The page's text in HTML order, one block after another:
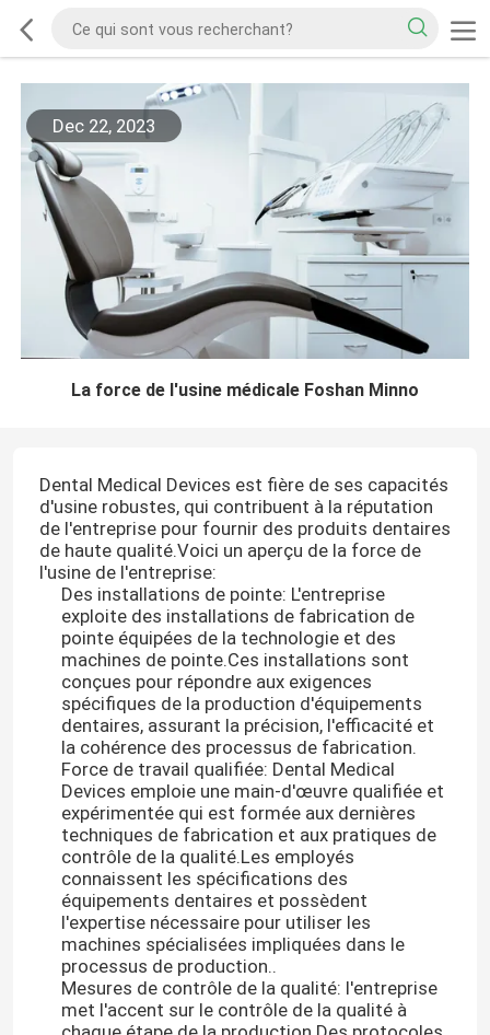
Dec 22, 2023
La force de l'usine médicale Foshan Minno
Dental Medical Devices est fière de ses capacités
d'usine robustes, qui contribuent à la réputation
de l'entreprise pour fournir des produits dentaires
de haute qualité.Voici un aperçu de la force de
l'usine de l'entreprise:
Des installations de pointe: L'entreprise
exploite des installations de fabrication de
pointe équipées de la technologie et des
machines de pointe.Ces installations sont
conçues pour répondre aux exigences
spécifiques de la production d'équipements
dentaires, assurant la précision, l'efficacité et
la cohérence des processus de fabrication.
Force de travail qualifiée: Dental Medical
Devices emploie une main-d'œuvre qualifiée et
expérimentée qui est formée aux dernières
techniques de fabrication et aux pratiques de
contrôle de la qualité.Les employés
connaissent les spécifications des
équipements dentaires et possèdent
l'expertise nécessaire pour utiliser les
machines spécialisées impliquées dans le
processus de production..
Mesures de contrôle de la qualité: l'entreprise
met l'accent sur le contrôle de la qualité à